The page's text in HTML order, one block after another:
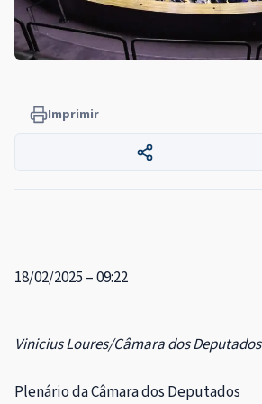
Imprimir
18/02/2025 – 09:22
Vinicius Loures/Câmara dos Deputados
Plenário da Câmara dos Deputados